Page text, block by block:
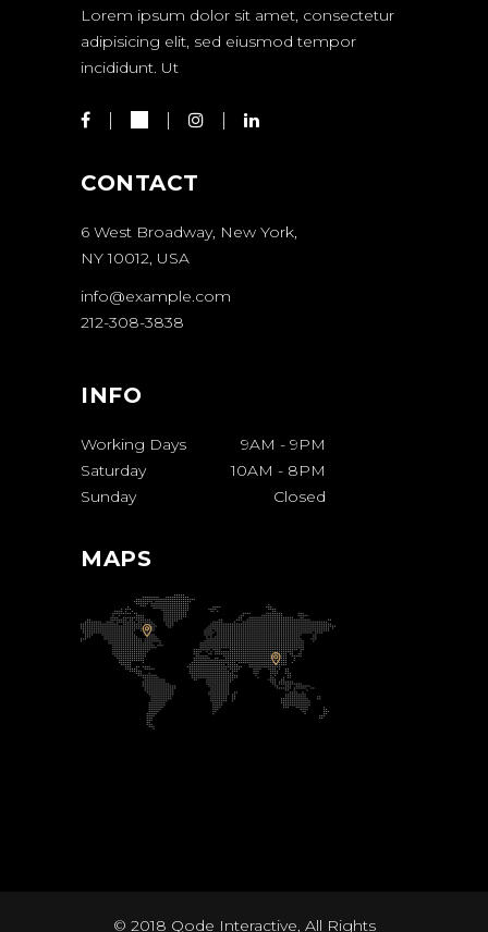
Lorem ipsum dolor sit amet, consectetur
adipisicing elit, sed eiusmod tempor
incididunt. Ut
CONTACT
6 West Broadway, New York,
NY 10012, USA
info@example.com
212-308-3838
INFO
Working Days 9AM - 9PM
Saturday
10AM - 8PM
Sunday
Closed
MAPS
© 2018 Qode Interactive, All Rights